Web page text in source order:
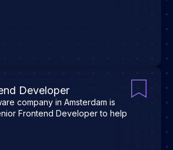
Developer
company in Amsterdam is
Frontend Developer to help